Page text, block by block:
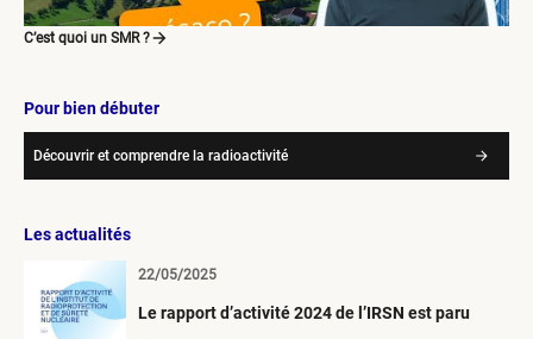
C’est quoi un SMR ?
Pour bien débuter
Découvrir et comprendre la radioactivité
Les actualités
Le rapport d’activité 2024 de l’IRSN est paru
22/05/2025